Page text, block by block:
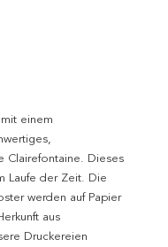
einem
Clairefontaine. Dieses
Laufe der Zeit. Die
werden auf Papier
aus
Druckereien